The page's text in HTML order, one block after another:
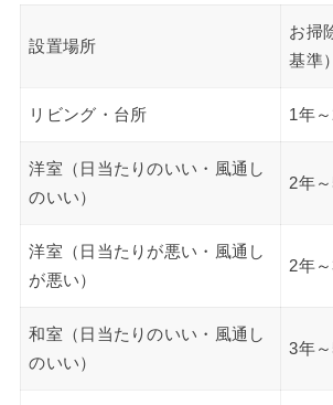
設置場所
お掃
基準）
リビング・台所 1年
洋室（日当たりのいい・風通し
のいい）
2年
洋室（日当たりが悪い・風通し
が悪い）
2年
和室（日当たりのいい・風通し
のいい）
3年